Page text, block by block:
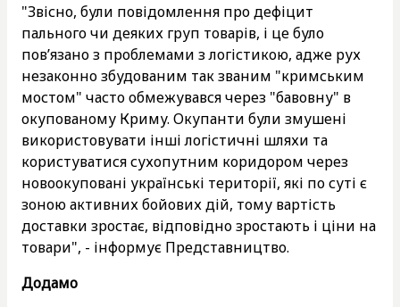
"Звісно, були повідомлення про дефіцит
пального чи деяких груп товарів, і це було
пов’язано з проблемами з логістикою, адже рух
незаконно збудованим так званим "кримським
мостом" часто обмежувався через "бавовну" в
окупованому Криму. Окупанти були змушені
використовувати інші логістичні шляхи та
користуватися сухопутним коридором через
новоокуповані українські території, які по суті є
зоною активних бойових дій, тому вартість
доставки зростає, відповідно зростають і ціни на
товари", - інформує Представництво.
Додамо